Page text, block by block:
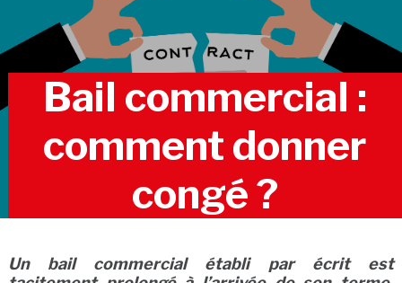
Bail commercial :
comment donner
congé ?
Un bail commercial établi par écrit est